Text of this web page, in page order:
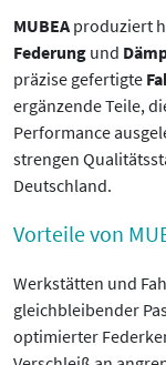
MUBEAproduziert
Federung und
präzise gefertigte
ergänzende Teile,
Performance
strengen
Deutschland.
Vorteile von
Werkstätten und
gleichbleibender
optimierter